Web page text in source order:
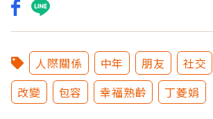
人際關係 中年 朋友 社交
改變
包容 幸福熟齡 丁菱娟